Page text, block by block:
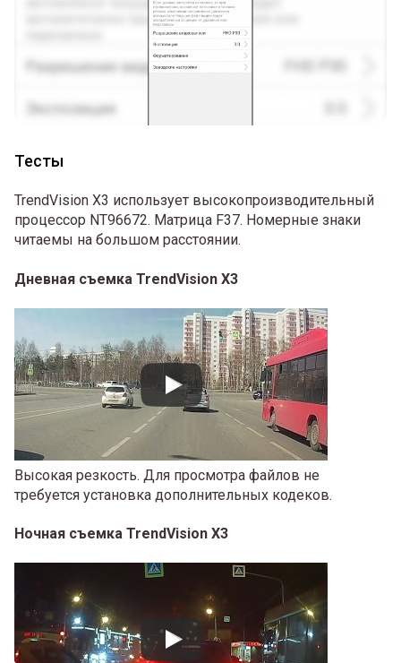
Тесты
TrendVision X3 использует высокопроизводительный
процессор NT96672. Матрица F37. Номерные знаки
читаемы на большом расстоянии.
Дневная съемка TrendVision X3
Высокая резкость. Для просмотра файлов не
требуется установка дополнительных кодеков.
Ночная съемка TrendVision X3